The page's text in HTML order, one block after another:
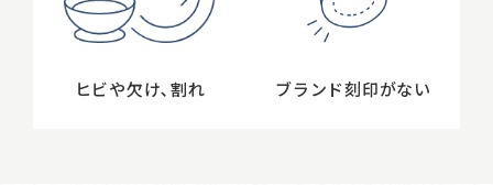
ヒビや欠け､割れ ブランド刻印がない